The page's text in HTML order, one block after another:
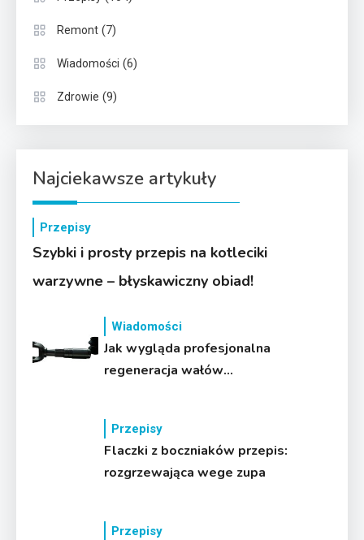
Remont (7)
Wiadomości (6)
Zdrowie (9)
Najciekawsze artykuły
Przepisy
Szybki i prosty przepis na kotleciki
warzywne – błyskawiczny obiad!
Wiadomości
Jak wygląda profesjonalna
regeneracja wałów
Przepisy
Flaczki z boczniaków przepis:
rozgrzewająca wege zupa
Przepisy